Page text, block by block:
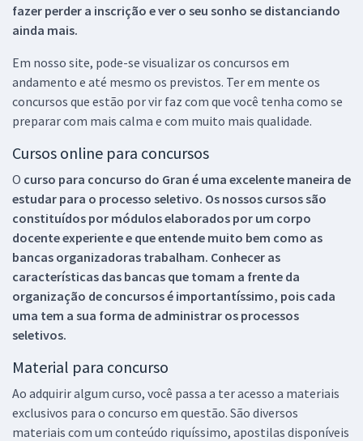
fazer perder a inscrição e ver o seu sonho se distanciando
ainda mais.
Em nosso site, pode-se visualizar os concursos em
andamento e até mesmo os previstos. Ter em mente os
concursos que estão por vir faz com que você tenha como se
preparar com mais calma e com muito mais qualidade.
Cursos online para concursos
O curso para concurso do Gran é uma excelente maneira de
estudar para o processo seletivo. Os nossos cursos são
constituídos por módulos elaborados por um corpo
docente experiente e que entende muito bem como as
bancas organizadoras trabalham. Conhecer as
características das bancas que tomam a frente da
organização de concursos é importantíssimo, pois cada
uma tem a sua forma de administrar os processos
seletivos.
Material para concurso
Ao adquirir algum curso, você passa a ter acesso a materiais
exclusivos para o concurso em questão. São diversos
materiais com um conteúdo riquíssimo, apostilas disponíveis